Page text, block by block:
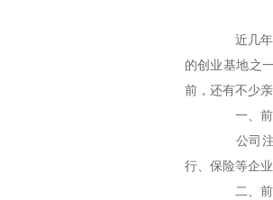
近几年
的创业基地之
前，还有不少
一、前
公司注
行、保险等企
二、前